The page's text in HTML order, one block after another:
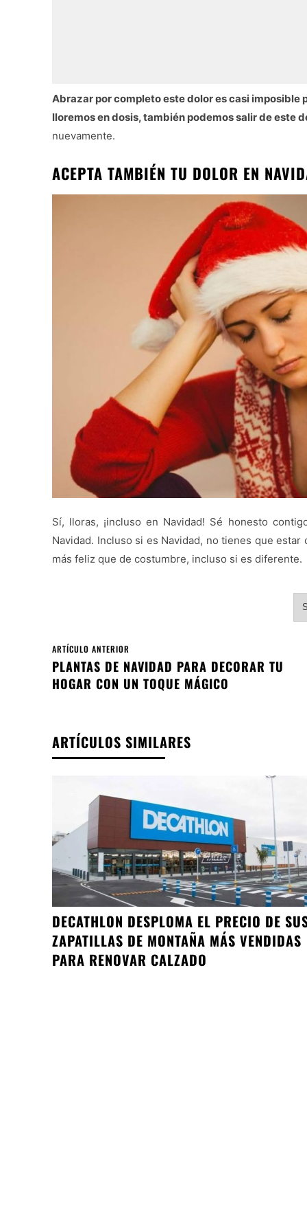
Abrazar por completo este dolor es casi imposible
lloremos en dosis, también podemos salir de este
nuevamente.
ACEPTA TAMBIÉN TU DOLOR EN
Sí, lloras, ¡incluso en Navidad! Sé honesto
Navidad. Incluso si es Navidad, no tienes que
más feliz que de costumbre, incluso si es diferente.
ARTÍCULO ANTERIOR
PLANTAS DE NAVIDAD PARA DECORAR TU
HOGAR CON UN TOQUE MÁGICO
ARTÍCULOS SIMILARES
DECATHLON DESPLOMA EL PRECIO DE
ZAPATILLAS DE MONTAÑA MÁS VENDIDAS
PARA RENOVAR CALZADO